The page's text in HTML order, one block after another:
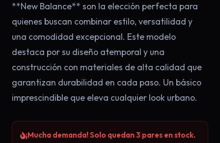
**New Balance** son la elección perfecta para
quienes buscan combinar estilo, versatilidad y
una comodidad excepcional. Este modelo
destaca por su diseño atemporal y una
construcción con materiales de alta calidad que
garantizan durabilidad en cada paso. Un básico
imprescindible que eleva cualquier look urbano.
¡Mucha demanda! Solo quedan 3 pares en stock.